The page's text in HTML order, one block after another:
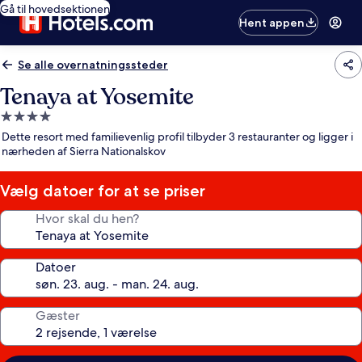
Gå til hovedsektionen
Hent appen
Se alle overnatningssteder
Tenaya at Yosemite
4.0-
stjernet
overnatningssted
Dette resort med familievenlig profil tilbyder 3 restauranter og ligger i
nærheden af Sierra Nationalskov
Vælg datoer for at se priser
Hvor skal du hen?
Datoer
Gæster